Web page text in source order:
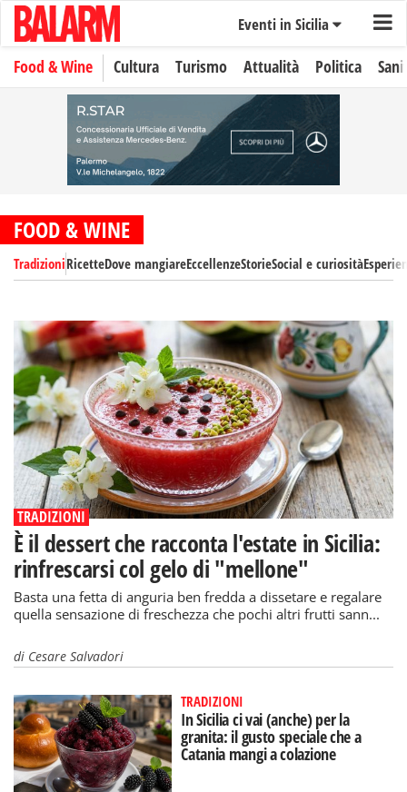
Eventi in Sicilia
Food & Wine Cultura Turismo Attualità Politica
FOOD & WINE
TradizioniRicetteDove mangiareEccellenzeStorieSocial e curiosità
TRADIZIONI
È il dessert che racconta l'estate in Sicilia:
rinfrescarsi col gelo di "mellone"
Basta una fetta di anguria ben fredda a dissetare e regalare
quella sensazione di freschezza che pochi altri frutti sann...
di Cesare Salvadori
TRADIZIONI
In Sicilia ci vai (anche) per la
granita: il gusto speciale che a
Catania mangi a colazione